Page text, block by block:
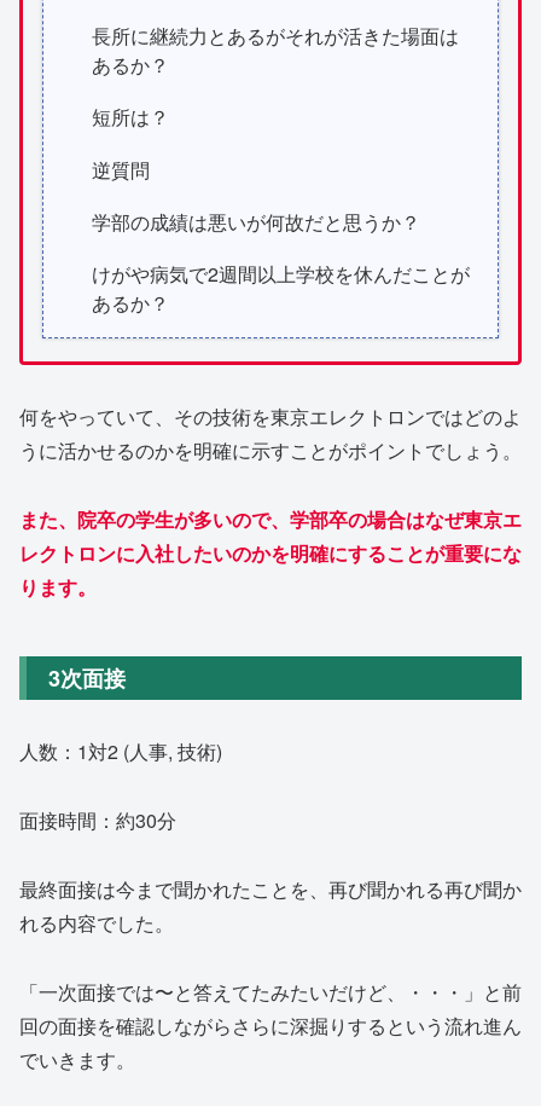
長所に継続力とあるがそれが活きた場面は
あるか？
短所は？
逆質問
学部の成績は悪いが何故だと思うか？
けがや病気で2週間以上学校を休んだことが
あるか？
何をやっていて、その技術を東京エレクトロンではどのよ
うに活かせるのかを明確に示すことがポイントでしょう。
また、院卒の学生が多いので、学部卒の場合はなぜ東京エ
レクトロンに入社したいのかを明確にすることが重要にな
ります。
3次面接
人数：1対2 (人事, 技術)
面接時間：約30分
最終面接は今まで聞かれたことを、再び聞かれる再び聞か
れる内容でした。
「一次面接では〜と答えてたみたいだけど、・・・」と前
回の面接を確認しながらさらに深掘りするという流れ進ん
でいきます。